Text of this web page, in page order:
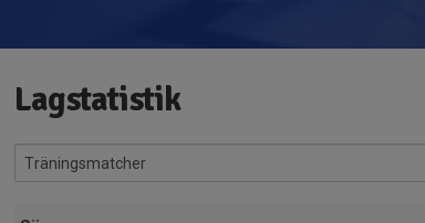
Lagstatistik